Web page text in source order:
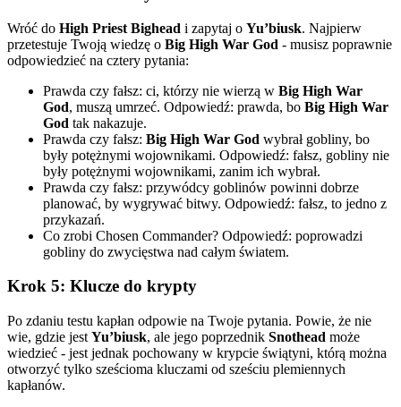
Wróć do High Priest Bighead i zapytaj o Yu’biusk. Najpierw
przetestuje Twoją wiedzę o Big High War God - musisz poprawnie
odpowiedzieć na cztery pytania:
Prawda czy fałsz: ci, którzy nie wierzą w Big High War
God, muszą umrzeć. Odpowiedź: prawda, bo Big High War
God tak nakazuje.
Prawda czy fałsz: Big High War God wybrał gobliny, bo
były potężnymi wojownikami. Odpowiedź: fałsz, gobliny nie
były potężnymi wojownikami, zanim ich wybrał.
Prawda czy fałsz: przywódcy goblinów powinni dobrze
planować, by wygrywać bitwy. Odpowiedź: fałsz, to jedno z
przykazań.
Co zrobi Chosen Commander? Odpowiedź: poprowadzi
gobliny do zwycięstwa nad całym światem.
Krok 5: Klucze do krypty
Po zdaniu testu kapłan odpowie na Twoje pytania. Powie, że nie
wie, gdzie jest Yu’biusk, ale jego poprzednik Snothead może
wiedzieć - jest jednak pochowany w krypcie świątyni, którą można
otworzyć tylko sześcioma kluczami od sześciu plemiennych
kapłanów.